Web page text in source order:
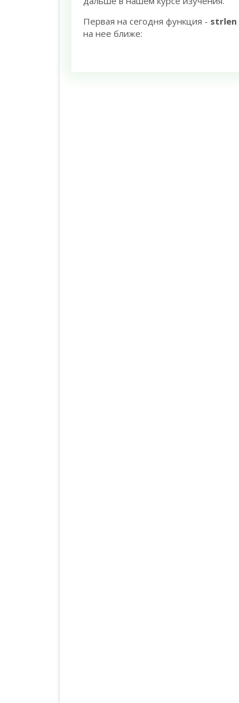
Первая на сегодня функция - strlen
на нее ближе: